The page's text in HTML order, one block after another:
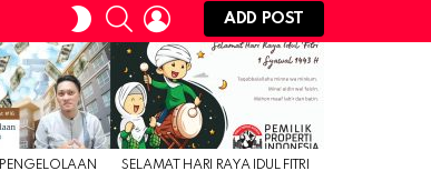
SWITCH
SKIN
SEARCHLOGIN
ADD POST
SELAMAT HARI RAYA IDUL FITRI